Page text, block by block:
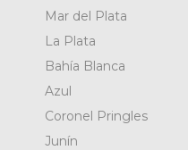
Mar del Plata
La Plata
Bahía Blanca
Azul
Coronel Pringles
Junín